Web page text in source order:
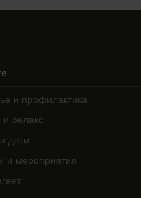
и профилактика
и релакс
дети
и мероприятия